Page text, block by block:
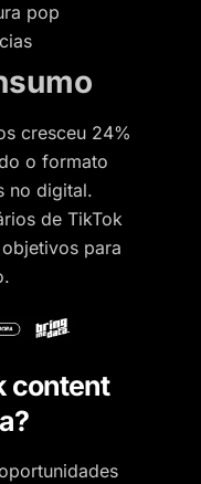
pop
cresceu 24%
o formato
no digital.
de TikTok
para
content